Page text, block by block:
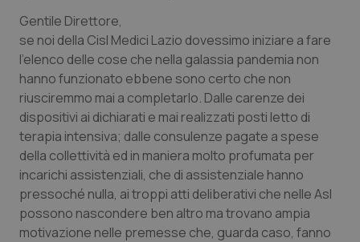
Scienza e Farmaci
Studi e Analisi
Lettere al direttore
Edizioni Regionali
QS Pro
Professionisti Sanitari.AI
Gentile Direttore,
se noi della Cisl Medici Lazio dovessimo iniziare a fare
l’elenco delle cose che nella galassia pandemia non
hanno funzionato ebbene sono certo che non
riusciremmo mai a completarlo. Dalle carenze dei
dispositivi ai dichiarati e mai realizzati posti letto di
terapia intensiva; dalle consulenze pagate a spese
della collettività ed in maniera molto profumata per
incarichi assistenziali, che di assistenziale hanno
pressoché nulla, ai troppi atti deliberativi che nelle Asl
possono nascondere ben altro ma trovano ampia
motivazione nelle premesse che, guarda caso, fanno